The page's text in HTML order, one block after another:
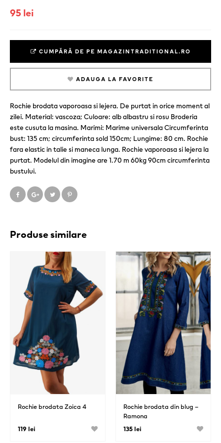
95 lei
CUMPĂRĂ DE PE MAGAZINTRADITIONAL.RO
ADAUGA LA FAVORITE
Rochie brodata vaporoasa si lejera. De purtat in orice moment al
zilei. Material: vascoza; Culoare: alb albastru si rosu Broderia
este cusuta la masina. Marimi: Marime universala Circumferinta
bust: 135 cm; circumferinta sold 150cm; Lungime: 80 cm. Rochie
fara elastic in talie si maneca lunga. Rochie vaporoasa si lejera la
purtat. Modelul din imagine are 1.70 m 60kg 90cm circumferinta
bustului.
Produse similare
Rochie brodata Zoica 4
119 lei
Rochie brodata din blug –
Ramona
135 lei